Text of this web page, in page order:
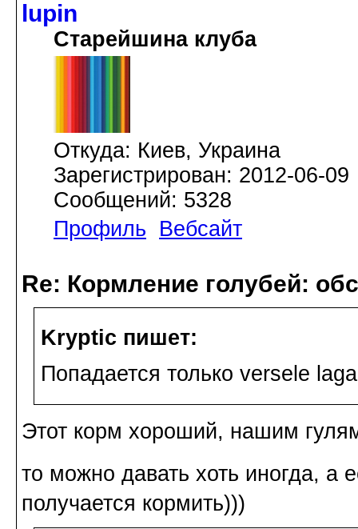
lupin
Старейшина клуба
Откуда: Киев, Украина
Зарегистрирован: 2012-06-09
Сообщений: 5328
Профиль
Вебсайт
Re: Кормление голубей:
Kryptic пишет:
Попадается только versele
Этот корм хороший, нашим
то можно давать хоть иногда, а
получается кормить)))